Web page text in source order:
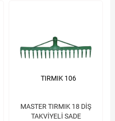
MASTER TIRMIK 18 DİŞ
TAKVİYELİ SADE
TIRMIK 106